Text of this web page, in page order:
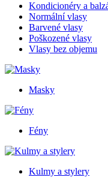
Kondicionéry a
Normální vlasy
Barvené vlasy
Poškozené vlasy
Vlasy bez objemu
Masky
Fény
Kulmy a stylery